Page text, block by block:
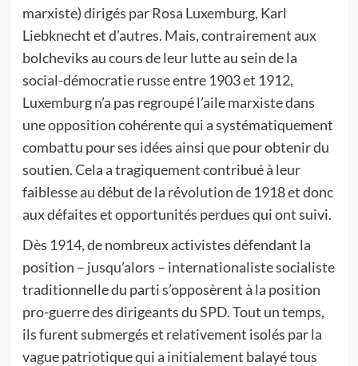
marxiste) dirigés par Rosa Luxemburg, Karl
Liebknecht et d’autres. Mais, contrairement aux
bolcheviks au cours de leur lutte au sein de la
social-démocratie russe entre 1903 et 1912,
Luxemburg n’a pas regroupé l’aile marxiste dans
une opposition cohérente qui a systématiquement
combattu pour ses idées ainsi que pour obtenir du
soutien. Cela a tragiquement contribué à leur
faiblesse au début de la révolution de 1918 et donc
aux défaites et opportunités perdues qui ont suivi.
Dès 1914, de nombreux activistes défendant la
position – jusqu’alors – internationaliste socialiste
traditionnelle du parti s’opposèrent à la position
pro-guerre des dirigeants du SPD. Tout un temps,
ils furent submergés et relativement isolés par la
vague patriotique qui a initialement balayé tous